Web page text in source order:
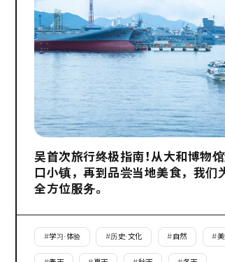
吴首次旅行终极指南！从大和博物
口小镇，再到品尝当地美食，我们
全方位服务。
#学习·体验 #历史·文化 #自然 #